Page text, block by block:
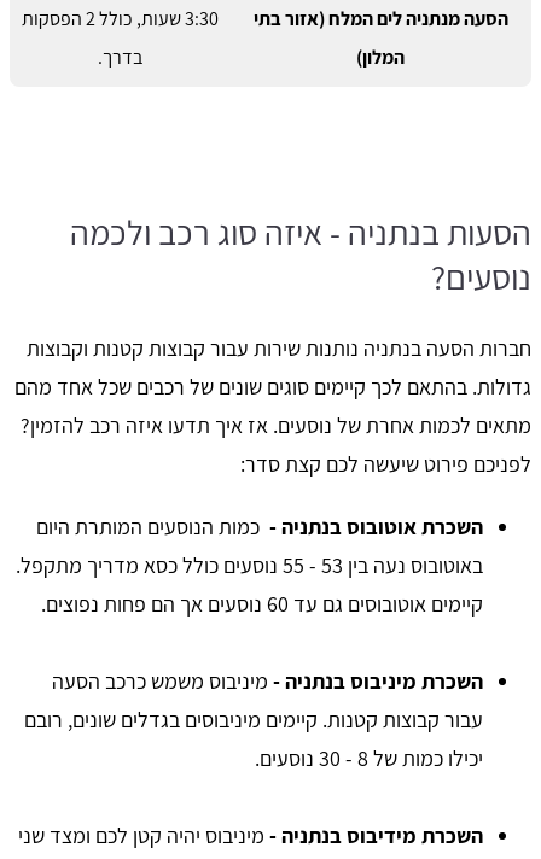
הסעה מנתניה לים המלח (אזור בתי
המלון)
3:30 שעות, כולל 2 הפסקות
בדרך.
הסעות בנתניה - איזה סוג רכב ולכמה
נוסעים?
חברות הסעה בנתניה נותנות שירות עבור קבוצות קטנות וקבוצות
גדולות. בהתאם לכך קיימים סוגים שונים של רכבים שכל אחד מהם
מתאים לכמות אחרת של נוסעים. אז איך תדעו איזה רכב להזמין?
לפניכם פירוט שיעשה לכם קצת סדר:
השכרת אוטובוס בנתניה - כמות הנוסעים המותרת היום
באוטובוס נעה בין 53 - 55 נוסעים כולל כסא מדריך מתקפל.
קיימים אוטובוסים גם עד 60 נוסעים אך הם פחות נפוצים.
השכרת מיניבוס בנתניה - מיניבוס משמש כרכב הסעה
עבור קבוצות קטנות. קיימים מיניבוסים בגדלים שונים, רובם
יכילו כמות של 8 - 30 נוסעים.
השכרת מידיבוס בנתניה - מיניבוס יהיה קטן לכם ומצד שני